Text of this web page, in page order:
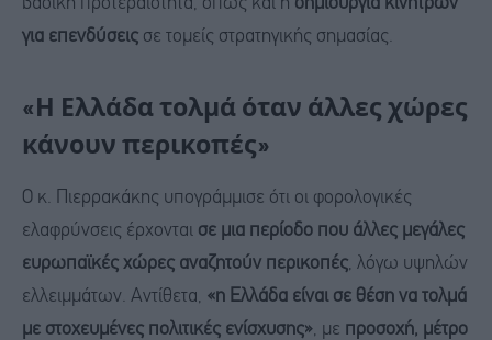
βασική προτεραιότητα, όπως και η δημιουργία κινήτρων
για επενδύσεις σε τομείς στρατηγικής σημασίας.
«Η Ελλάδα τολμά όταν άλλες χώρες
κάνουν περικοπές»
Ο κ. Πιερρακάκης υπογράμμισε ότι οι φορολογικές
ελαφρύνσεις έρχονται σε μια περίοδο που άλλες μεγάλες
ευρωπαϊκές χώρες αναζητούν περικοπές, λόγω υψηλών
ελλειμμάτων. Αντίθετα, «η Ελλάδα είναι σε θέση να τολμά
με στοχευμένες πολιτικές ενίσχυσης», με προσοχή, μέτρο